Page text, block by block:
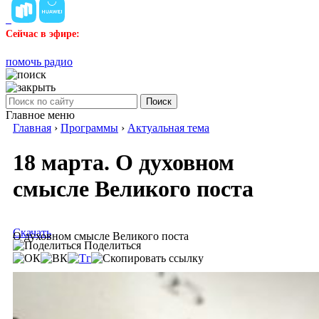
Сейчас в эфире:
помочь радио
Поиск
Главное меню
Главная › Программы › Актуальная тема
18 марта. О духовном
смысле Великого поста
О духовном смысле Великого поста
Скачать
Поделиться